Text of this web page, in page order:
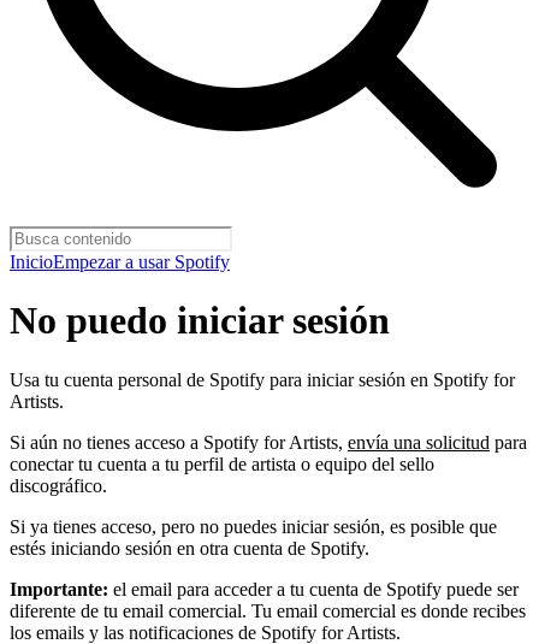
InicioEmpezar a usar Spotify
No puedo iniciar sesión
Usa tu cuenta personal de Spotify para iniciar sesión en Spotify for
Artists.
Si aún no tienes acceso a Spotify for Artists, envía una solicitud para
conectar tu cuenta a tu perfil de artista o equipo del sello
discográfico.
Si ya tienes acceso, pero no puedes iniciar sesión, es posible que
estés iniciando sesión en otra cuenta de Spotify.
Importante: el email para acceder a tu cuenta de Spotify puede ser
diferente de tu email comercial. Tu email comercial es donde recibes
los emails y las notificaciones de Spotify for Artists.